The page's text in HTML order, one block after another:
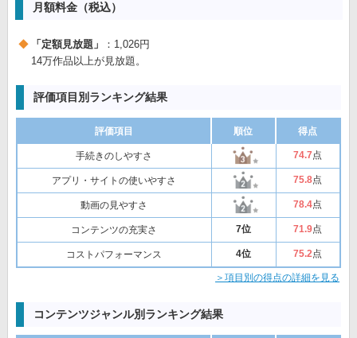
月額料金（税込）
「定額見放題」
：1,026円
14万作品以上が見放題。
評価項目別ランキング結果
評価項目 順位 得点
手続きのしやすさ 74.7点
アプリ・サイトの使いやすさ 75.8点
動画の見やすさ 78.4点
コンテンツの充実さ 7位 71.9点
コストパフォーマンス 4位 75.2点
＞項目別の得点の詳細を見る
コンテンツジャンル別ランキング結果